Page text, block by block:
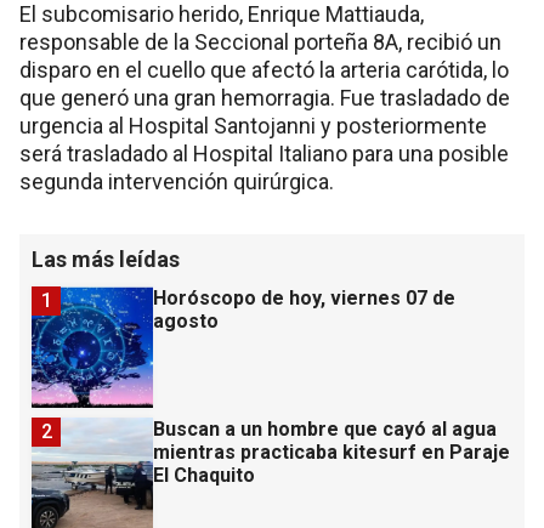
El subcomisario herido, Enrique Mattiauda,
responsable de la Seccional porteña 8A, recibió un
disparo en el cuello que afectó la arteria carótida, lo
que generó una gran hemorragia. Fue trasladado de
urgencia al Hospital Santojanni y posteriormente
será trasladado al Hospital Italiano para una posible
segunda intervención quirúrgica.
Las más leídas
Horóscopo de hoy, viernes 07 de
agosto
1
Buscan a un hombre que cayó al agua
mientras practicaba kitesurf en Paraje
El Chaquito
2